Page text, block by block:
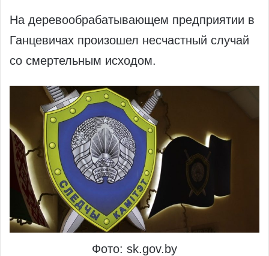
На деревообрабатывающем предприятии в
Ганцевичах произошел несчастный случай
со смертельным исходом.
Фото: sk.gov.by